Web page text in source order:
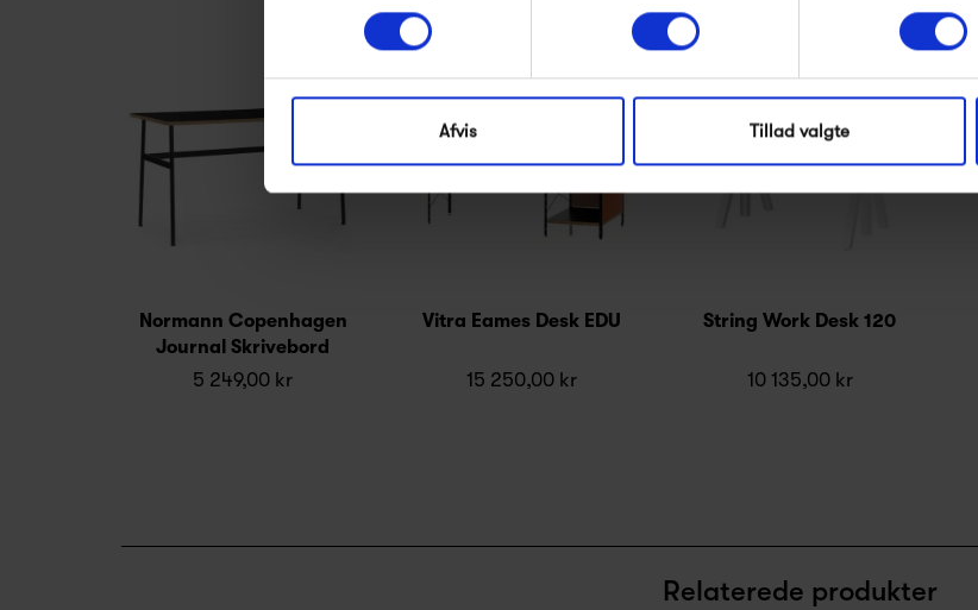
Afvis Tillad valgte
Produkter fra samme kategori
Normann Copenhagen
Journal Skrivebord
5 249,00 kr
Vitra Eames Desk EDU
15 250,00 kr
String Work Desk 120
10 135,00 kr
Relaterede produkter